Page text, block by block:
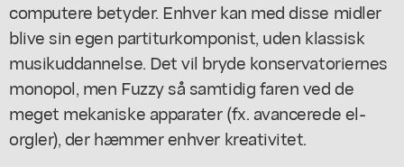
computere betyder. Enhver kan med disse midler
blive sin egen partiturkomponist, uden klassisk
musikuddannelse. Det vil bryde konservatoriernes
monopol, men Fuzzy så samtidig faren ved de
meget mekaniske apparater (fx. avancerede el-
orgler), der hæmmer enhver kreativitet.